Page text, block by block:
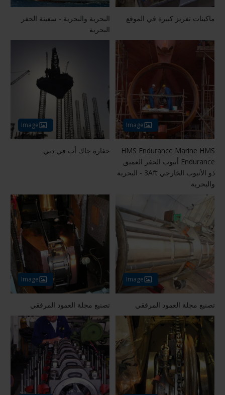
ماكينات تفريز كبيرة في الموقع
البحرية والبحرية - سفينة الحفر
البحرية
Image
HMS Endurance Marine HMS
Endurance أنبوب الحفر العميق
ذو الأنبوب الخارجي 3Aft - البحرية
والبحرية
Image
حفارة جاك أب في دبي
Image
تصنيع مجلة العمود المرفقي
Image
تصنيع مجلة العمود المرفقي